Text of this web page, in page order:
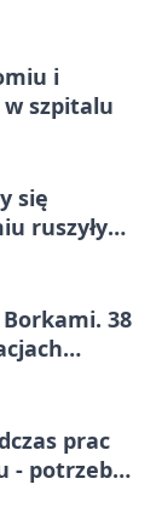
i
w szpitalu
się
ruszyły
38
prac
- potrzebna